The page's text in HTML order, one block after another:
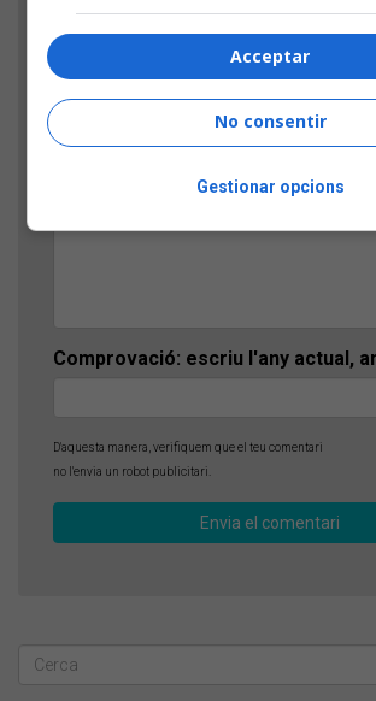
Comprovació: escriu l'any actual,
D'aquesta manera, verifiquem que el teu comentari
no l'envia un robot publicitari.
Acceptar
No consentir
Gestionar opcions